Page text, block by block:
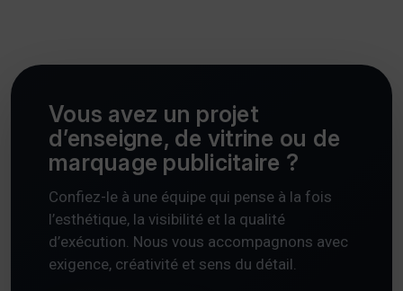
Vous avez un projet
d’enseigne, de vitrine ou de
marquage publicitaire ?
Confiez-le à une équipe qui pense à la fois
l’esthétique, la visibilité et la qualité
d’exécution. Nous vous accompagnons avec
exigence, créativité et sens du détail.